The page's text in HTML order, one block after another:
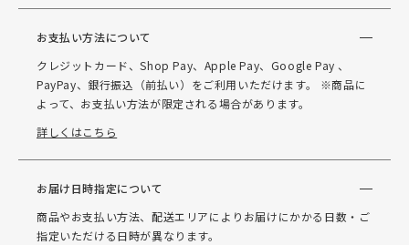
お支払い方法について
クレジットカード、Shop Pay、Apple Pay、Google Pay 、
PayPay、銀行振込（前払い）をご利用いただけます。 ※商品に
よって、お支払い方法が限定される場合があります。
詳しくはこちら
お届け日時指定について
商品やお支払い方法、配送エリアによりお届けにかかる日数・ご
指定いただける日時が異なります。